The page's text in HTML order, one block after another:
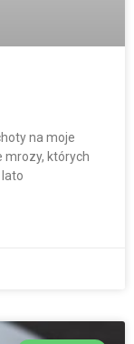
na moje
mrozy, których